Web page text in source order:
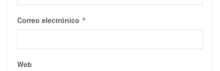
Correo electrónico *
Web